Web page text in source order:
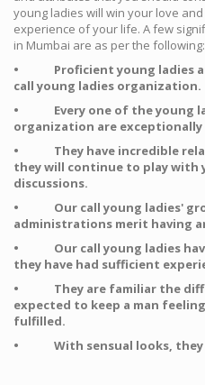
young ladies will win your love
experience of your life. A few
in Mumbai are as per the following:
• Proficient young ladies
call young ladies organization.
• Every one of the young
organization are
• They have incredible
they will continue to play with
discussions.
• Our call young ladies'
administrations merit having
• Our call young ladies
they have had sufficient
• They are familiar the
expected to keep a man
fulfilled.
• With sensual looks, they